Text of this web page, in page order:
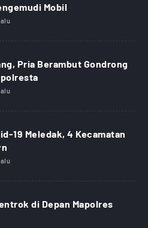
Mobil
Pria Berambut Gondrong
19 Meledak, 4 Kecamatan
di Depan Mapolres